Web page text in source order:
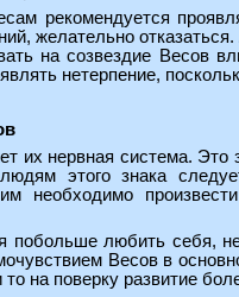
рекомендуется
желательно
на созвездие Весов
нетерпение,
их нервная система.
этого знака
побольше любить себя,
Весов в
на поверку развитие